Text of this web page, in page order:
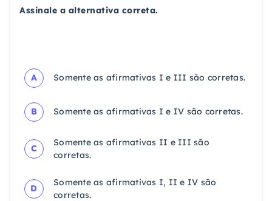
Assinale a alternativa correta.
A Somente as afirmativas I e III são corretas.
B Somente as afirmativas I e IV são corretas.
C
Somente as afirmativas II e III são
corretas.
D
Somente as afirmativas I, II e IV são
corretas.